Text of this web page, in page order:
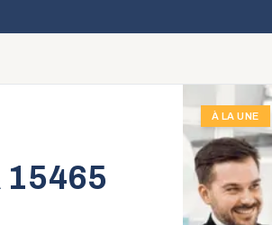
À LA UNE
15465